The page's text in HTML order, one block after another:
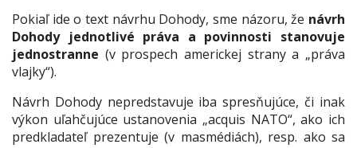
Pokiaľ ide o text návrhu Dohody, sme názoru, že návrh
Dohody jednotlivé práva a povinnosti stanovuje
jednostranne (v prospech americkej strany a „práva
vlajky“).
Návrh Dohody nepredstavuje iba spresňujúce, či inak
výkon uľahčujúce ustanovenia „acquis NATO“, ako ich
predkladateľ prezentuje (v masmédiách), resp. ako sa